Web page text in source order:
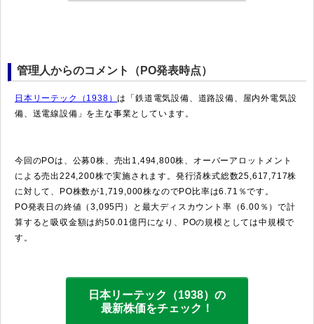
管理人からのコメント（PO発表時点）
日本リーテック（1938）は「鉄道電気設備、道路設備、屋内外電気設
備、送電線設備」を主な事業としています。
今回のPOは、公募0株、売出1,494,800株、オーバーアロットメント
による売出224,200株で実施されます。発行済株式総数25,617,717株
に対して、PO株数が1,719,000株なのでPO比率は6.71％です。
PO発表日の終値（3,095円）と最大ディスカウント率（6.00％）で計
算すると吸収金額は約50.01億円になり、POの規模としては中規模で
す。
日本リーテック（1938）の
最新株価をチェック！